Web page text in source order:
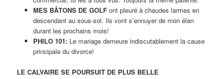
MES BÂTONS DE GOLF ont pleuré à chaudes larmes en
descendant au sous-sol. Ils vont s’ennuyer de mon élan
durant les prochains mois!
PHILO 101: Le mariage demeure indiscutablement la cause
principale du divorce!
LE CALVAIRE SE POURSUIT DE PLUS BELLE